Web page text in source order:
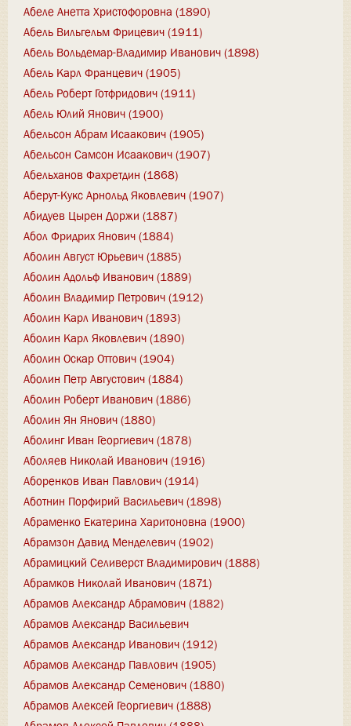
Абеле Анетта Христофоровна (1890)
Абель Вильгельм Фрицевич (1911)
Абель Вольдемар-Владимир Иванович (1898)
Абель Карл Францевич (1905)
Абель Роберт Готфридович (1911)
Абель Юлий Янович (1900)
Абельсон Абрам Исаакович (1905)
Абельсон Самсон Исаакович (1907)
Абельханов Фахретдин (1868)
Аберут-Кукс Арнольд Яковлевич (1907)
Абидуев Цырен Доржи (1887)
Абол Фридрих Янович (1884)
Аболин Август Юрьевич (1885)
Аболин Адольф Иванович (1889)
Аболин Владимир Петрович (1912)
Аболин Карл Иванович (1893)
Аболин Карл Яковлевич (1890)
Аболин Оскар Оттович (1904)
Аболин Петр Августович (1884)
Аболин Роберт Иванович (1886)
Аболин Ян Янович (1880)
Аболинг Иван Георгиевич (1878)
Аболяев Николай Иванович (1916)
Аборенков Иван Павлович (1914)
Аботнин Порфирий Васильевич (1898)
Абраменко Екатерина Харитоновна (1900)
Абрамзон Давид Менделевич (1902)
Абрамицкий Селиверст Владимирович (1888)
Абрамков Николай Иванович (1871)
Абрамов Александр Абрамович (1882)
Абрамов Александр Васильевич
Абрамов Александр Иванович (1912)
Абрамов Александр Павлович (1905)
Абрамов Александр Семенович (1880)
Абрамов Алексей Георгиевич (1888)